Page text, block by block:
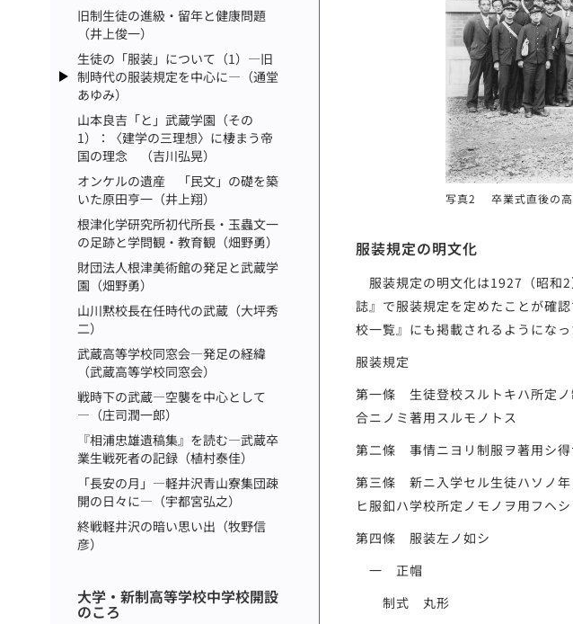
旧制生徒の進級・留年と健康問題
（井上俊一）
生徒の「服装」について（1）―旧
制時代の服装規定を中心に―（通堂
あゆみ）
山本良吉「と」武蔵学園（その
1）：〈建学の三理想〉に棲まう帝
国の理念 （吉川弘晃）
オンケルの遺産 「民文」の礎を築
いた原田亨一（井上翔）
根津化学研究所初代所長・玉蟲文一
の足跡と学問観・教育観（畑野勇）
財団法人根津美術館の発足と武蔵学
園（畑野勇）
山川黙校長在任時代の武蔵（大坪秀
二）
武蔵高等学校同窓会―発足の経緯
（武蔵高等学校同窓会）
戦時下の武蔵―空襲を中心として
―（庄司潤一郎）
『相浦忠雄遺稿集』を読む―武蔵卒
業生戦死者の記録（植村泰佳）
「長安の月」―軽井沢青山寮集団疎
開の日々に―（宇都宮弘之）
終戦軽井沢の暗い思い出（牧野信
彦）
大学・新制高等学校中学校開設
のころ
写真2 卒業式直後の高
服装規定の明文化
服装規定の明文化は1927（昭和
誌』で服装規定を定めたことが確
校一覧』にも掲載されるようにな
服装規定
第一條 生徒登校スルトキハ所定ノ
合ニノミ著用スルモノトス
第二條 事情ニヨリ制服ヲ著用シ
第三條 新ニ入学セル生徒ハソノ年
ヒ服釦ハ学校所定ノモノヲ用フヘシ
第四條 服装左ノ如シ
一 正帽
制式 丸形